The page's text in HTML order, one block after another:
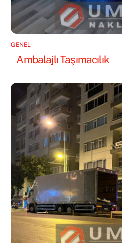
GENEL
Ambalajlı Taşımacılık